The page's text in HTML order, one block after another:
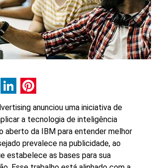
LinkedIn
Pinterest
anunciou uma iniciativa de
a tecnologia de inteligência
aberto da IBM para entender melhor
prevalece na publicidade, ao
estabelece as bases para sua